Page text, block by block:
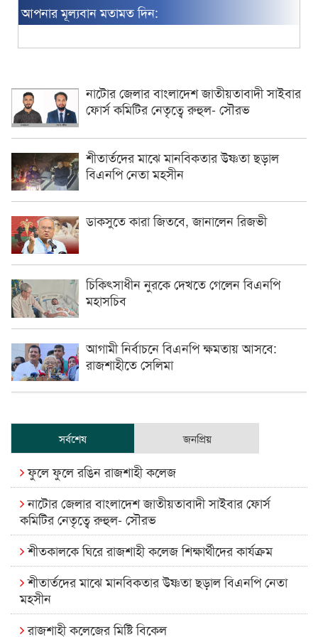
আপনার মূল্যবান মতামত দিন:
নাটোর জেলার বাংলাদেশ জাতীয়তাবাদী সাইবার
ফোর্স কমিটির নেতৃত্বে রুহুল- সৌরভ
শীতার্তদের মাঝে মানবিকতার উষ্ণতা ছড়াল
বিএনপি নেতা মহসীন
ডাকসুতে কারা জিতবে, জানালেন রিজভী
চিকিৎসাধীন ‍নুরকে দেখতে গেলেন বিএনপি
মহাসচিব
আগামী নির্বাচনে বিএনপি ক্ষমতায় আসবে:
রাজশাহীতে সেলিমা
সর্বশেষ জনপ্রিয়
ফুলে ফুলে রঙিন রাজশাহী কলেজ
নাটোর জেলার বাংলাদেশ জাতীয়তাবাদী সাইবার ফোর্স
কমিটির নেতৃত্বে রুহুল- সৌরভ
শীতকালকে ঘিরে রাজশাহী কলেজ শিক্ষার্থীদের কার্যক্রম
শীতার্তদের মাঝে মানবিকতার উষ্ণতা ছড়াল বিএনপি নেতা
মহসীন
রাজশাহী কলেজের মিষ্টি বিকেল